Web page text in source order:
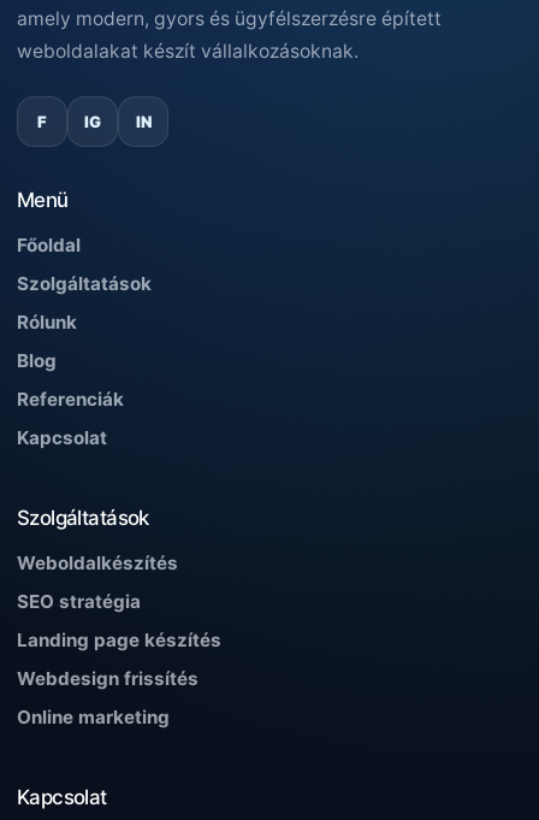
amely modern, gyors és ügyfélszerzésre épített
weboldalakat készít vállalkozásoknak.
F IG IN
Menü
Főoldal
Szolgáltatások
Rólunk
Blog
Referenciák
Kapcsolat
Szolgáltatások
Weboldalkészítés
SEO stratégia
Landing page készítés
Webdesign frissítés
Online marketing
Kapcsolat